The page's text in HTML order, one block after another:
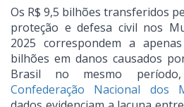
Os R$ 9,5 bilhões transferidos
proteção e defesa civil nos
2025 correspondem a
bilhões em danos causados
Brasil no mesmo
Confederação Nacional dos